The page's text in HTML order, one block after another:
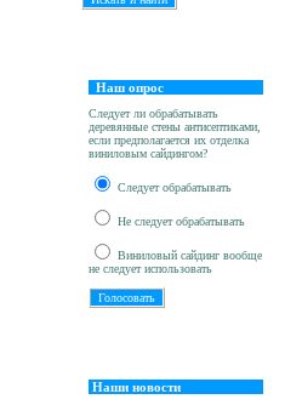
Наш опрос
Следует ли обрабатывать
деревянные стены антисептиками,
если предполагается их отделка
виниловым сайдингом?
Следует обрабатывать
Не следует обрабатывать
Виниловый сайдинг вообще
не следует использовать
Наши новости